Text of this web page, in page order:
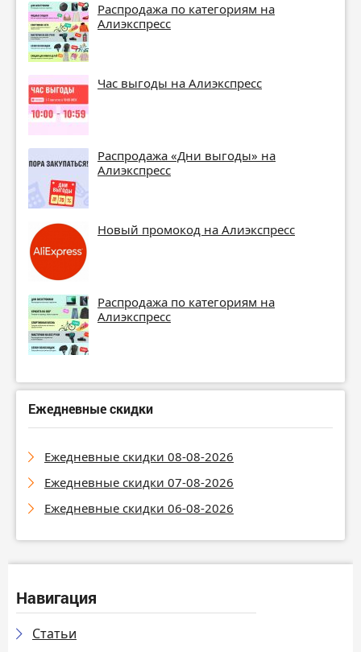
Распродажа по категориям на
Алиэкспресс
Час выгоды на Алиэкспресс
Распродажа «Дни выгоды» на
Алиэкспресс
Новый промокод на Алиэкспресс
Распродажа по категориям на
Алиэкспресс
Ежедневные скидки
Ежедневные скидки 08-08-2026
Ежедневные скидки 07-08-2026
Ежедневные скидки 06-08-2026
Навигация
Статьи